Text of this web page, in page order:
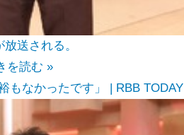
送される。
を読む »
もなかったです」 | RBB TODAY